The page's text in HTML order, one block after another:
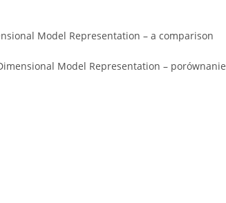
Model Representation – a comparison
Model Representation – porównanie